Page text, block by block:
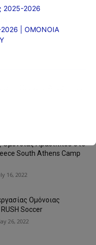
Ομόνοιας Αραδίππου στο
South Athens Camp
16, 2022
Ομόνοιας
Soccer
26, 2022
2026 | ΟΜΟΝΟΙΑ